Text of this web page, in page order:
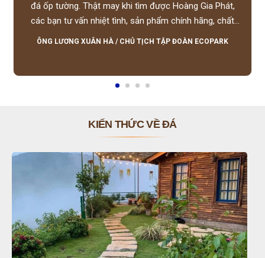
đá ốp tường. Thật may khi tìm được Hoàng Gia Phát,
các bạn tư vấn nhiệt tình, sản phẩm chính hãng, chất
lượng tốt, giá hợp lý, hỗ trợ tận tình.
ÔNG LƯƠNG XUÂN HÀ / CHỦ TỊCH TẬP ĐOÀN ECOPARK
KIẾN THỨC VỀ ĐÁ